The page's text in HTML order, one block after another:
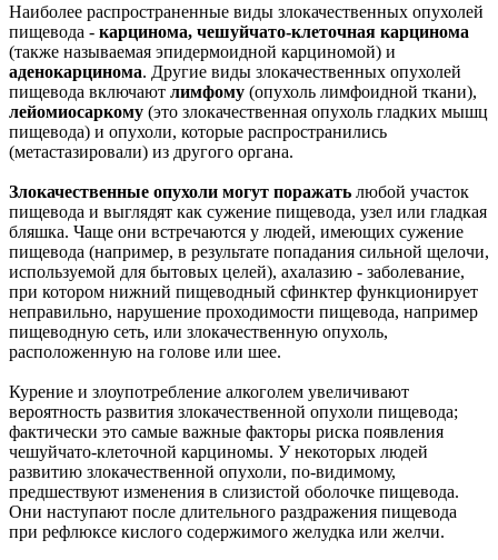
Наиболее распространенные виды злокачественных опухолей
пищевода - карцинома, чешуйчато-клеточная карцинома
(также называемая эпидермоидной карциномой) и
аденокарцинома. Другие виды злокачественных опухолей
пищевода включают лимфому (опухоль лимфоидной ткани),
лейомиосаркому (это злокачественная опухоль гладких мышц
пищевода) и опухоли, которые распространились
(метастазировали) из другого органа.
Злокачественные опухоли могут поражать любой участок
пищевода и выглядят как сужение пищевода, узел или гладкая
бляшка. Чаще они встречаются у людей, имеющих сужение
пищевода (например, в результате попадания сильной щелочи,
используемой для бытовых целей), ахалазию - заболевание,
при котором нижний пищеводный сфинктер функционирует
неправильно, нарушение проходимости пищевода, например
пищеводную сеть, или злокачественную опухоль,
расположенную на голове или шее.
Курение и злоупотребление алкоголем увеличивают
вероятность развития злокачественной опухоли пищевода;
фактически это самые важные факторы риска появления
чешуйчато-клеточной карциномы. У некоторых людей
развитию злокачественной опухоли, по-видимому,
предшествуют изменения в cлизистой оболочке пищевода.
Они наступают после длительного раздражения пищевода
при рефлюксе кислого содержимого желудка или желчи.